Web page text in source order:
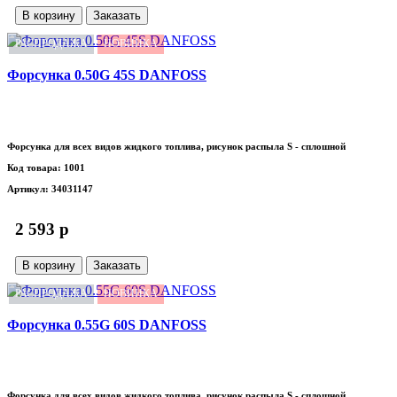
В корзину Заказать
РАСПРОДАЖА НОВИНКА
Форсунка 0.50G 45S DANFOSS
Форсунка для всех видов жидкого топлива, рисунок распыла S - сплошной
Код товара: 1001
Артикул: 34031147
2 593 p
В корзину Заказать
РАСПРОДАЖА НОВИНКА
Форсунка 0.55G 60S DANFOSS